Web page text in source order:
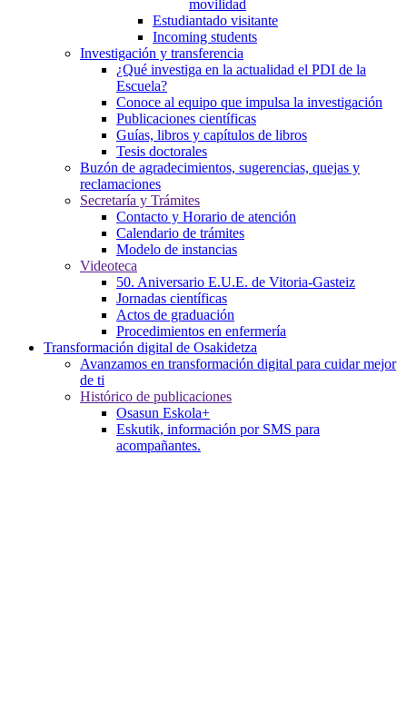
movilidad
Estudiantado visitante
Incoming students
Investigación y transferencia
¿Qué investiga en la actualidad el PDI de la
Escuela?
Conoce al equipo que impulsa la investigación
Publicaciones científicas
Guías, libros y capítulos de libros
Tesis doctorales
Buzón de agradecimientos, sugerencias, quejas y
reclamaciones
Secretaría y Trámites
Contacto y Horario de atención
Calendario de trámites
Modelo de instancias
Videoteca
50. Aniversario E.U.E. de Vitoria-Gasteiz
Jornadas científicas
Actos de graduación
Procedimientos en enfermería
Transformación digital de Osakidetza
Avanzamos en transformación digital para cuidar mejor
de ti
Histórico de publicaciones
Osasun Eskola+
Eskutik, información por SMS para
acompañantes.